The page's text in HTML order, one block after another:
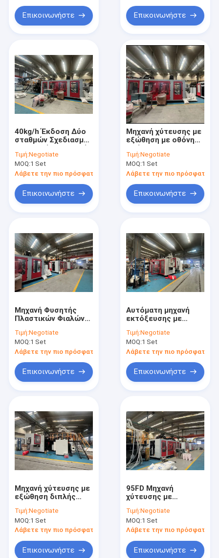
φιαλών
Επικοινωνήστε Επικοινωνήστε
40kg/h Έκδοση Δύο
σταθμών Σχεδιασμός
χύτευσης
μπουκαλιών με
οθόνη αφής PLC
Τιμή:Negotiate
MOQ:1 Set
Λάβετε την πιο πρόσφατη τιμή
Επικοινωνήστε
Μηχανή χύτευσης με
εξώθηση με οθόνη
δυνατότητα
πολλαπλών
στρώσεων και
200 KN για φιάλες
HDPE
Τιμή:Negotiate
MOQ:1 Set
Λάβετε την πιο πρόσφατη
Επικοινωνήστε
Μηχανή Φυσητής
Πλαστικών Φιαλών
Δυνατότητα
Πολλαπλών
Στρώσεων,
Παραγωγή 40kg/h και
Σχεδιασμό Διπλής
Θέσης
Τιμή:Negotiate
MOQ:1 Set
Λάβετε την πιο πρόσφατη τιμή
Επικοινωνήστε
Αυτόματη μηχανή
εκτόξευσης με
οθόνης αφής PLC και
σχεδιασμός διπλού
σταθμού για
πλαστικά μπουκάλια
και δοχεία
Τιμή:Negotiate
MOQ:1 Set
Λάβετε την πιο πρόσφατη
Επικοινωνήστε
Μηχανή χύτευσης με
εξώθηση διπλής
40kg/h και πλήρως
αυτόματη λειτουργία
για εμφύσηση
Τιμή:Negotiate
MOQ:1 Set
Λάβετε την πιο πρόσφατη τιμή
Επικοινωνήστε
95FD Μηχανή
χύτευσης με
πλαστικοποίησης με
συμπίεση και διπλή
στάση
Τιμή:Negotiate
MOQ:1 Set
Λάβετε την πιο πρόσφατη
Επικοινωνήστε